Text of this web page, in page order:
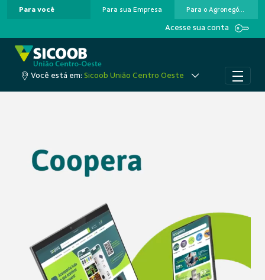
Pular para o Conteúdo principal
Para você Para sua Empresa Para o Agronegócio
Acesse sua conta
Você está em: Sicoob União Centro Oeste